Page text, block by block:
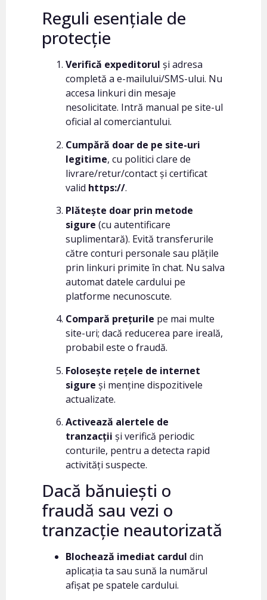
Reguli esențiale de
protecție
Verifică expeditorul și adresa
completă a e-mailului/SMS-ului. Nu
accesa linkuri din mesaje
nesolicitate. Intră manual pe site-ul
oficial al comerciantului.
Cumpără doar de pe site-uri
legitime, cu politici clare de
livrare/retur/contact și certificat
valid https://.
Plătește doar prin metode
sigure (cu autentificare
suplimentară). Evită transferurile
către conturi personale sau plățile
prin linkuri primite în chat. Nu salva
automat datele cardului pe
platforme necunoscute.
Compară prețurile pe mai multe
site-uri; dacă reducerea pare ireală,
probabil este o fraudă.
Folosește rețele de internet
sigure și menține dispozitivele
actualizate.
Activează alertele de
tranzacții și verifică periodic
conturile, pentru a detecta rapid
activități suspecte.
Dacă bănuiești o
fraudă sau vezi o
tranzacție neautorizată
Blochează imediat cardul din
aplicația ta sau sună la numărul
afișat pe spatele cardului.